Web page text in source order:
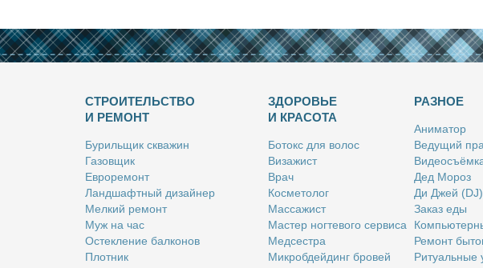
СТРОИТЕЛЬСТВО
И РЕМОНТ
Бу­риль­щик сква­жин
Га­зов­щик
Ев­ро­ре­монт
Ланд­шафт­ный ди­зай­нер
Мел­кий ре­монт
Муж на час
Остек­ле­ние бал­ко­нов
Плот­ник
ЗДОРОВЬЕ
И КРАСОТА
Бо­токс для во­лос
Ви­за­жист
Врач
Кос­ме­то­лог
Мас­са­жист
Ма­стер ног­те­во­го сер­ви­са
Мед­сест­ра
Мик­роб­дей­динг бро­вей
РАЗНОЕ
Ани­ма­тор
Ве­ду­щий
Дед Мо­роз
Ди Джей (DJ)
За­каз еды
Ре­монт
Ри­ту­аль­ные